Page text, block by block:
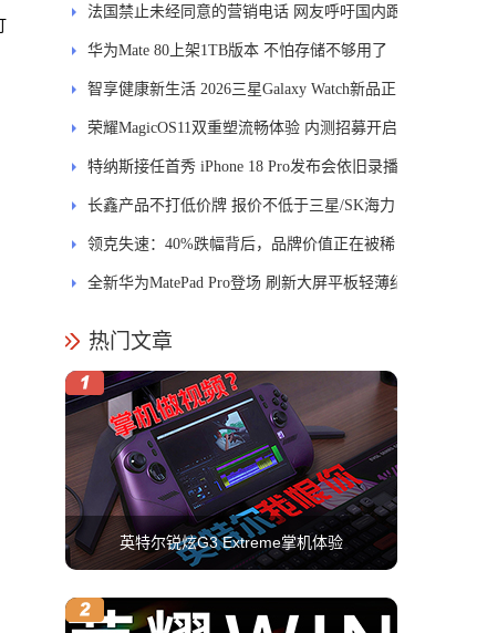
能迎来哪些升级？
法国禁止未经同意的营销电话 网友呼吁国内跟
进
华为Mate 80上架1TB版本 不怕存储不够用了
智享健康新生活 2026三星Galaxy Watch新品正
式开售
荣耀MagicOS11双重塑流畅体验 内测招募开启
特纳斯接任首秀 iPhone 18 Pro发布会依旧录播
长鑫产品不打低价牌 报价不低于三星/SK海力
士
领克失速：40%跌幅背后，品牌价值正在被稀
释
全新华为MatePad Pro登场 刷新大屏平板轻薄纪
热门文章
英特尔锐炫G3 Extreme掌机体验